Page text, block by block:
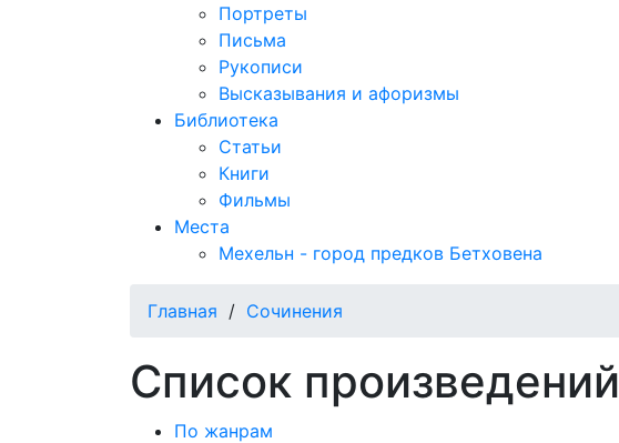
Портреты
Письма
Рукописи
Высказывания и афоризмы
Библиотека
Статьи
Книги
Фильмы
Места
Мехельн - город предков Бетховена
Главная / Сочинения
Список произведений
По жанрам